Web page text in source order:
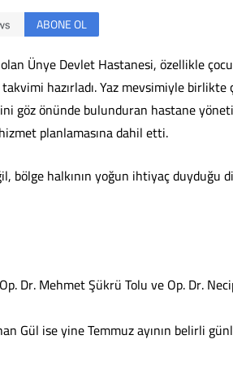
ABONE OL
Ünye Devlet Hastanesi, özellikle
takvimi hazırladı. Yaz mevsimiyle
göz önünde bulunduran hastane
planlamasına dahil etti.
bölge halkının yoğun ihtiyaç duyduğu
Dr. Mehmet Şükrü Tolu ve Op. Dr.
Gül ise yine Temmuz ayının belirli